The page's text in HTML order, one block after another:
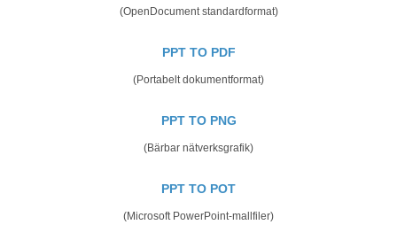
(OpenDocument standardformat)
PPT TO PDF
(Portabelt dokumentformat)
PPT TO PNG
(Bärbar nätverksgrafik)
PPT TO POT
(Microsoft PowerPoint-mallfiler)